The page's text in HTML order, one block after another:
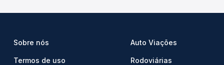
Sobre nós
Termos de uso
Auto Viações
Rodoviárias